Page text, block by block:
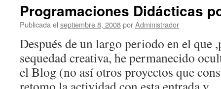
Programaciones Didácticas
Publicada el septiembre 8, 2008porAdministrador
Después de un largo periodo en el que
sequedad creativa, he permanecido
el Blog (no así otros proyectos que